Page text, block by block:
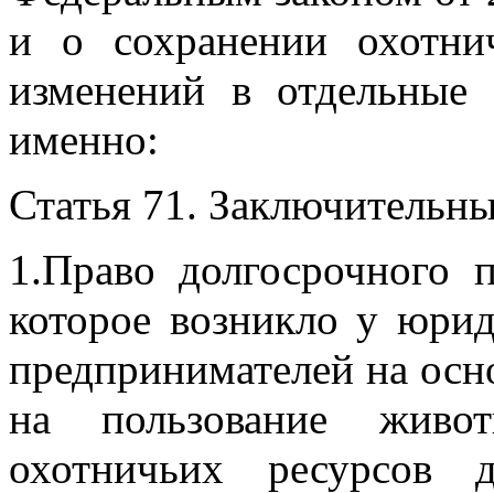
и о сохранении
изменений в отдельные
именно:
Статья 71.
1.Право долгосрочного
которое возникло у
предпринимателей на
на пользование
охотничьих